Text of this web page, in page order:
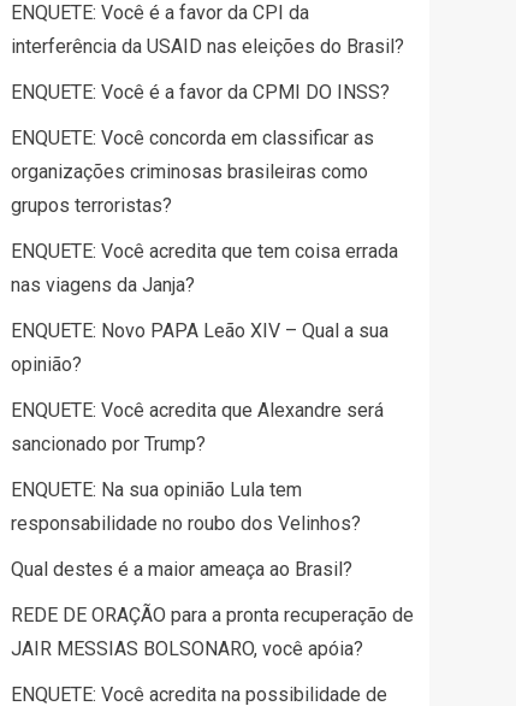
ENQUETE: Você é a favor da CPI da
interferência da USAID nas eleições do Brasil?
ENQUETE: Você é a favor da CPMI DO INSS?
ENQUETE: Você concorda em classificar as
organizações criminosas brasileiras como
grupos terroristas?
ENQUETE: Você acredita que tem coisa errada
nas viagens da Janja?
ENQUETE: Novo PAPA Leão XIV – Qual a sua
opinião?
ENQUETE: Você acredita que Alexandre será
sancionado por Trump?
ENQUETE: Na sua opinião Lula tem
responsabilidade no roubo dos Velinhos?
Qual destes é a maior ameaça ao Brasil?
REDE DE ORAÇÃO para a pronta recuperação de
JAIR MESSIAS BOLSONARO, você apóia?
ENQUETE: Você acredita na possibilidade de